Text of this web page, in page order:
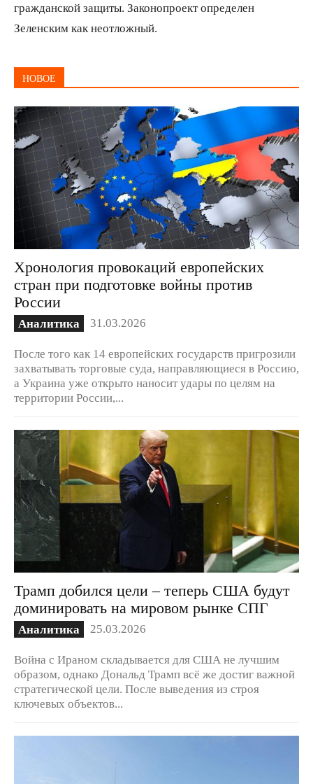
гражданской защиты. Законопроект определен
Зеленским как неотложный.
НОВОЕ
Хронология провокаций европейских
стран при подготовке войны против
России
Аналитика 31.03.2026
После того как 14 европейских государств пригрозили
захватывать торговые суда, направляющиеся в Россию,
а Украина уже открыто наносит удары по целям на
территории России,...
Трамп добился цели – теперь США будут
доминировать на мировом рынке СПГ
Аналитика 25.03.2026
Война с Ираном складывается для США не лучшим
образом, однако Дональд Трамп всё же достиг важной
стратегической цели. После выведения из строя
ключевых объектов...